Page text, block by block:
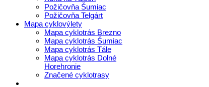
Požičovňa Šumiac
Požičovňa Telgárt
Mapa cyklovýlety
Mapa cyklotrás Brezno
Mapa cyklotrás Šumiac
Mapa cyklotrás Tále
Mapa cyklotrás Dolné
Horehronie
Značené cyklotrasy